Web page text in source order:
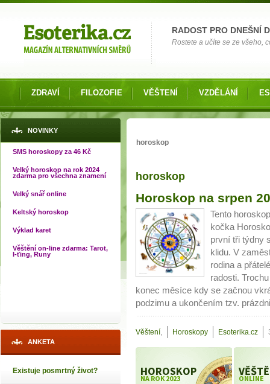
RADOST PRO DNEŠNÍ
Rostete a učíte se ze všeho,
ZDRAVÍ FILOZOFIE VĚŠTENÍ VZDĚLÁNÍ
NOVINKY
SMS horoskopy za 46 Kč
Velký horoskop na rok 2024
zdarma pro všechna znamení
Velký snář online
Keltský horoskop
Výklad karet
Věštění on-line zdarma: Tarot,
I-ťing, Runy
ANKETA
Existuje posmrtný život?
horoskop
horoskop
Horoskop na srpen
Tento
kočka
první tři týdny
klidu. V
rodina a
radosti.
konec měsíce kdy se začnou
podzimu a ukončením tzv.
Věštení, Horoskopy Esoterika.cz
HOROSKOP
NA ROK 2023 ONLINE